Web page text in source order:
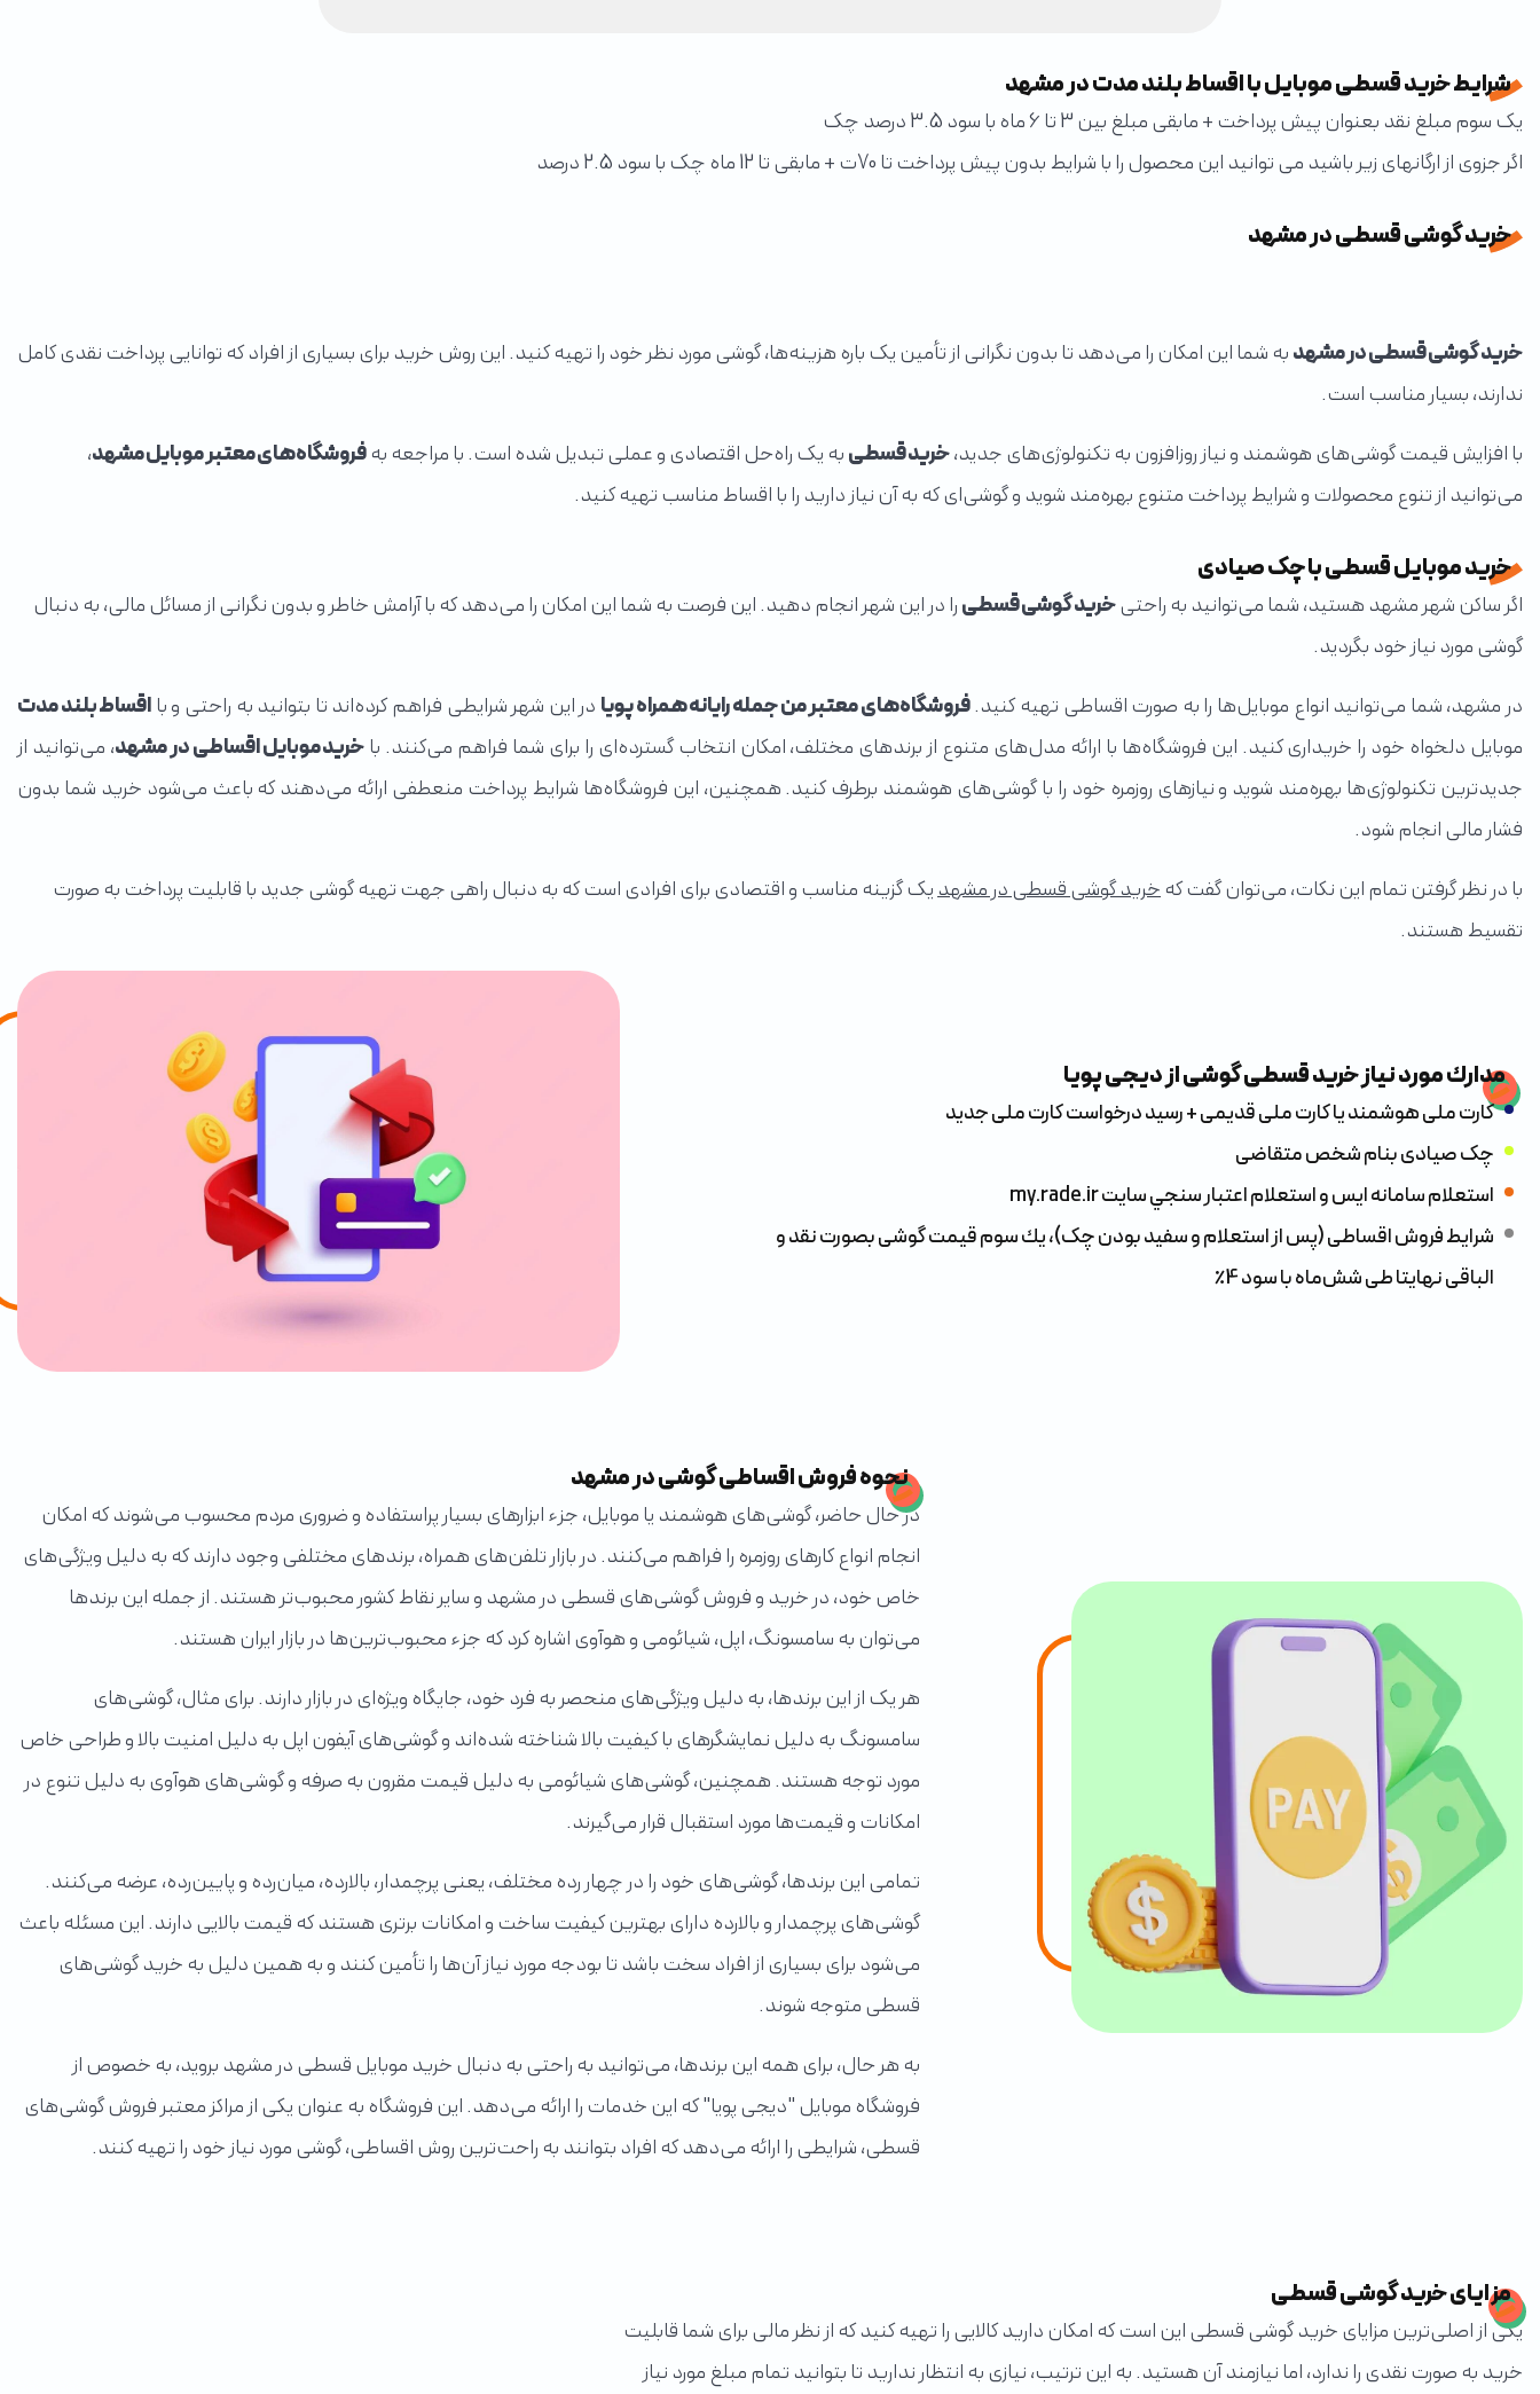
شرایط خرید قسطی موبایل با اقساط بلند مدت در مشهد
یک سوم مبلغ نقد بعنوان پیش پرداخت + مابقی مبلغ بین 3 تا 6 ماه با سود 3.5 درصد چک
اگر جزوی از ارگانهای زیر باشید می توانید این محصول را با شرایط بدون پیش پرداخت تا 70ت + مابقی تا 12 ماه چک با سود 2.5 درصد
خرید گوشی قسطی در مشهد
خرید گوشی قسطی در مشهدبه شما این امکان را می‌دهد تا بدون نگرانی از تأمین یک‌ باره هزینه‌ها، گوشی مورد نظر خود را تهیه کنید. این روش خرید برای بسیاری از افراد که توانایی پرداخت نقدی کامل
ندارند، بسیار مناسب است.
با افزایش قیمت گوشی‌های هوشمند و نیاز روزافزون به تکنولوژی‌های جدید،خرید قسطیبه یک راه‌حل اقتصادی و عملی تبدیل شده است. با مراجعه بهفروشگاه‌های معتبر موبایل مشهد،
می‌توانید از تنوع محصولات و شرایط پرداخت متنوع بهره‌مند شوید و گوشی‌ای که به آن نیاز دارید را با اقساط مناسب تهیه کنید.
خرید موبایل قسطی با چک صیادی
اگر ساکن شهر مشهد هستید، شما می‌توانید به راحتیخرید گوشی قسطیرا در این شهر انجام دهید. این فرصت به شما این امکان را می‌دهد که با آرامش خاطر و بدون نگرانی از مسائل مالی، به دنبال
گوشی مورد نیاز خود بگردید.
در مشهد، شما می‌توانید انواع موبایل‌ها را به صورت اقساطی تهیه کنید.فروشگاه‌های معتبر من جمله رایانه همراه پویا در این شهر شرایطی فراهم کرده‌اند تا بتوانید به راحتی و بااقساط بلند مدت
موبایل دلخواه خود را خریداری کنید. این فروشگاه‌ها با ارائه مدل‌های متنوع از برندهای مختلف، امکان انتخاب گسترده‌ای را برای شما فراهم می‌کنند. باخرید موبایل اقساطی در مشهد، می‌توانید از
جدیدترین تکنولوژی‌ها بهره‌مند شوید و نیازهای روزمره خود را با گوشی‌های هوشمند برطرف کنید. همچنین، این فروشگاه‌ها شرایط پرداخت منعطفی ارائه می‌دهند که باعث می‌شود خرید شما بدون
فشار مالی انجام شود.
با در نظر گرفتن تمام این نکات، می‌توان گفت کهخرید گوشی قسطی در مشهدیک گزینه مناسب و اقتصادی برای افرادی است که به دنبال راهی جهت تهیه گوشی جدید با قابلیت پرداخت به صورت
تقسیط هستند.
مدارك مورد نياز خرید قسطی گوشی از دیجی پویا
كارت ملی هوشمند يا كارت ملی قديمی + رسيد درخواست كارت ملی جديد
چک صيادی بنام شخص متقاضی
استعلام سامانه ايس و استعلام اعتبار سنجي سايت my.rade.ir
شرايط فروش اقساطی (پس از استعلام و سفید بودن چک)، يك سوم قيمت گوشی بصورت نقد و
الباقی نهايتا طی شش‌ماه با سود 4٪؜
نحوه فروش اقساطی گوشی در مشهد
در حال حاضر، گوشی‌های هوشمند یا موبایل، جزء ابزارهای بسیار پراستفاده و ضروری مردم محسوب می‌شوند که امکان
انجام انواع کارهای روزمره را فراهم می‌کنند. در بازار تلفن‌های همراه، برندهای مختلفی وجود دارند که به دلیل ویژگی‌های
خاص خود، در خرید و فروش گوشی‌های قسطی در مشهد و سایر نقاط کشور محبوب‌تر هستند. از جمله این برندها
می‌توان به سامسونگ، اپل، شیائومی و هوآوی اشاره کرد که جزء محبوب‌ترین‌ها در بازار ایران هستند.
هر یک از این برندها، به دلیل ویژگی‌های منحصر به فرد خود، جایگاه ویژه‌ای در بازار دارند. برای مثال، گوشی‌های
سامسونگ به دلیل نمایشگرهای با کیفیت بالا شناخته شده‌اند و گوشی‌های آیفون اپل به دلیل امنیت بالا و طراحی خاص
مورد توجه هستند. همچنین، گوشی‌های شیائومی به دلیل قیمت مقرون به صرفه و گوشی‌های هوآوی به دلیل تنوع در
امکانات و قیمت‌ها مورد استقبال قرار می‌گیرند.
تمامی این برندها، گوشی‌های خود را در چهار رده مختلف، یعنی پرچمدار، بالارده، میان‌رده و پایین‌رده، عرضه می‌کنند.
گوشی‌های پرچمدار و بالارده دارای بهترین کیفیت ساخت و امکانات برتری هستند که قیمت بالایی دارند. این مسئله باعث
می‌شود برای بسیاری از افراد سخت باشد تا بودجه مورد نیاز آن‌ها را تأمین کنند و به همین دلیل به خرید گوشی‌های
قسطی متوجه شوند.
به هر حال، برای همه این برندها، می‌توانید به راحتی به دنبال خرید موبایل قسطی در مشهد بروید، به خصوص از
فروشگاه موبایل "دیجی پویا" که این خدمات را ارائه می‌دهد. این فروشگاه به عنوان یکی از مراکز معتبر فروش گوشی‌های
قسطی، شرایطی را ارائه می‌دهد که افراد بتوانند به راحت‌ترین روش اقساطی، گوشی مورد نیاز خود را تهیه کنند.
مزایای خرید گوشی قسطی
یکی از اصلی‌ترین مزایای خرید گوشی قسطی این است که امکان دارید کالایی را تهیه کنید که از نظر مالی برای شما قابلیت
خرید به صورت نقدی را ندارد، اما نیازمند آن هستید. به این ترتیب، نیازی به انتظار ندارید تا بتوانید تمام مبلغ مورد نیاز